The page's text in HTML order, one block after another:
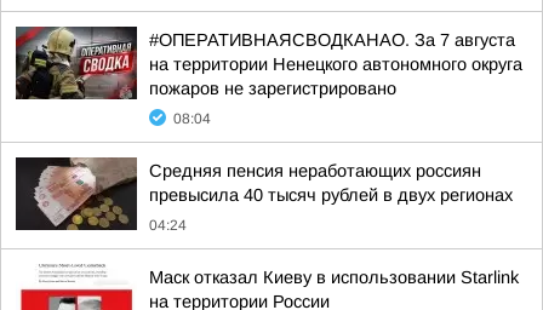
#ОПЕРАТИВНАЯСВОДКАНАО. За 7 августа
на территории Ненецкого автономного округа
пожаров не зарегистрировано
08:04
Средняя пенсия неработающих россиян
превысила 40 тысяч рублей в двух регионах
04:24
Маск отказал Киеву в использовании Starlink
на территории России